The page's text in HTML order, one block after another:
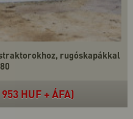
rugóskapákkal
HUF + ÁFA)